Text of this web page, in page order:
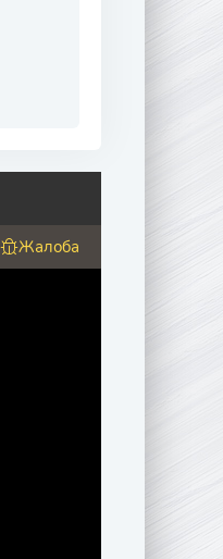
Жалоба